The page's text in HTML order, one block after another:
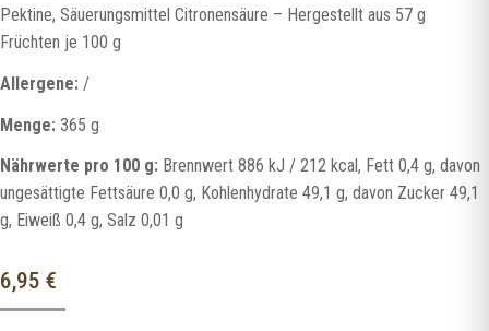
Pektine, Säuerungsmittel Citronensäure – Hergestellt aus 57 g
Früchten je 100 g
Allergene: /
Menge: 365 g
Nährwerte pro 100 g: Brennwert 886 kJ / 212 kcal, Fett 0,4 g, davon
ungesättigte Fettsäure 0,0 g, Kohlenhydrate 49,1 g, davon Zucker 49,1
g, Eiweiß 0,4 g, Salz 0,01 g
6,95 €